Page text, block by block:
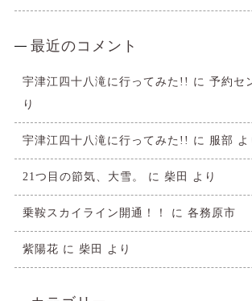
最近のコメント
宇津江四十八滝に行ってみた!! に 予約セ
り
宇津江四十八滝に行ってみた!! に 服部 よ
21つ目の節気、大雪。 に 柴田 より
乗鞍スカイライン開通！！ に 各務原市
紫陽花 に 柴田 より